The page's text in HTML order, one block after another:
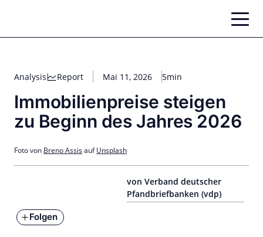
springen
Analysis Report Mai 11, 2026 5min
Immobilienpreise steigen
zu Beginn des Jahres 2026
von Verband deutscher
Pfandbriefbanken (vdp)
Folgen
Foto von Breno AssisaufUnsplash